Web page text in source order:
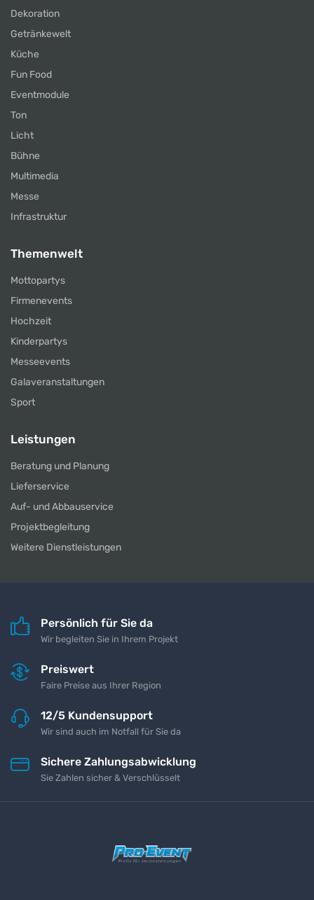
Dekoration
Getränkewelt
Küche
Fun Food
Eventmodule
Ton
Licht
Bühne
Multimedia
Messe
Infrastruktur
Themenwelt
Mottopartys
Firmenevents
Hochzeit
Kinderpartys
Messeevents
Galaveranstaltungen
Sport
Leistungen
Beratung und Planung
Lieferservice
Auf- und Abbauservice
Projektbegleitung
Weitere Dienstleistungen
Persönlich für Sie da
Wir begleiten Sie in Ihrem Projekt
Preiswert
Faire Preise aus Ihrer Region
12/5 Kundensupport
Wir sind auch im Notfall für Sie da
Sichere Zahlungsabwicklung
Sie Zahlen sicher & Verschlüsselt